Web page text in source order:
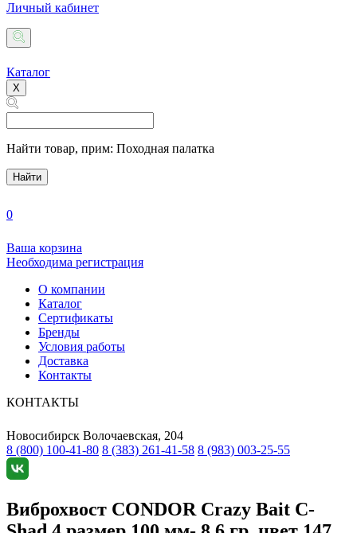
Личный кабинет
Каталог
X
Найти товар, прим: Походная палатка
Найти
0
Ваша корзина
Необходима регистрация
О компании
Каталог
Сертификаты
Бренды
Условия работы
Доставка
Контакты
КОНТАКТЫ
Новосибирск Волочаевская, 204
8 (800) 100-41-80 8 (383) 261-41-58 8 (983) 003-25-55
Виброхвост CONDOR Crazy Bait C-